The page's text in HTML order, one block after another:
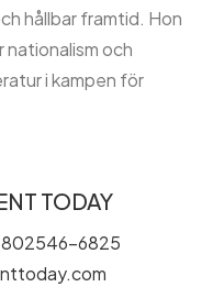
hållbar framtid. Hon
nationalism och
i kampen för
TODAY
802546-6825